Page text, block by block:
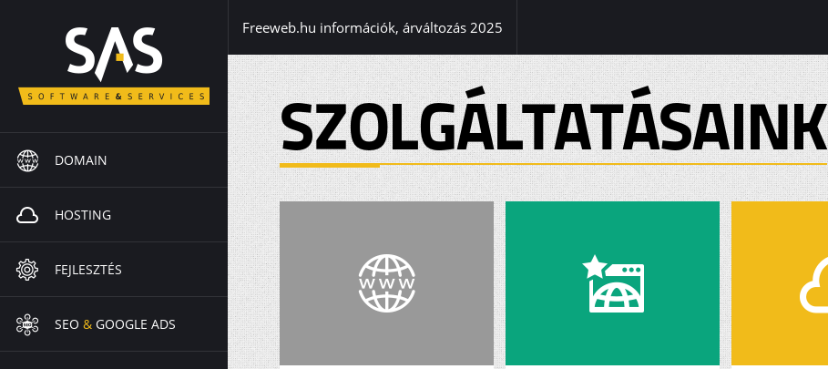
DOMAIN
HOSTING
FEJLESZTÉS
SEO & GOOGLE ADS
Freeweb.hu információk, árváltozás 2025
SZOLGÁLTATÁSAINK